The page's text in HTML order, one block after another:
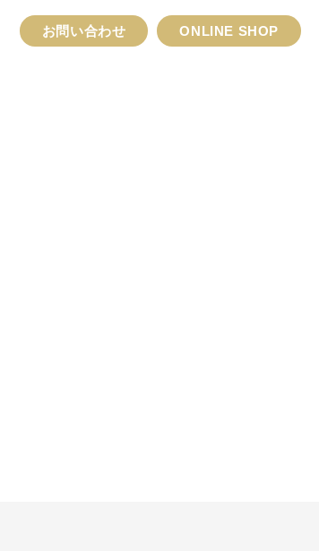
お問い合わせ ONLINE SHOP